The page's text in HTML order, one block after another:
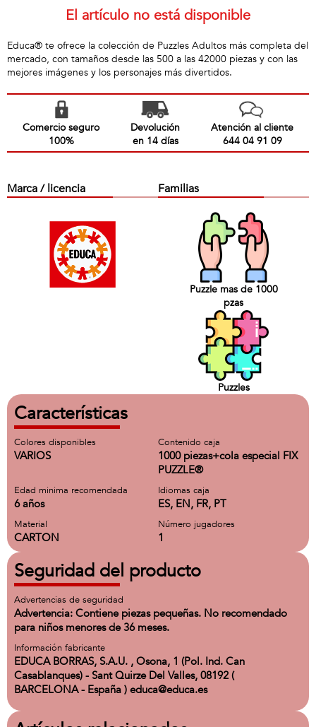
El artículo no está disponible
Educa® te ofrece la colección de Puzzles Adultos más completa del
mercado, con tamaños desde las 500 a las 42000 piezas y con las
mejores imágenes y los personajes más divertidos.
Comercio seguro
100%
Devolución
en 14 días
Atención al cliente
644 04 91 09
Marca / licencia Familias
Puzzle mas de 1000
pzas
Puzzles
Características
Colores disponibles
VARIOS
Contenido caja
1000 piezas+cola especial FIX
PUZZLE®
Edad minima recomendada
6 años
Idiomas caja
ES, EN, FR, PT
Material
CARTON
Número jugadores
1
Seguridad del producto
Advertencias de seguridad
Advertencia: Contiene piezas pequeñas. No recomendado
para niños menores de 36 meses.
Información fabricante
EDUCA BORRAS, S.A.U. , Osona, 1 (Pol. Ind. Can
Casablanques) - Sant Quirze Del Valles, 08192 (
BARCELONA - España ) educa@educa.es